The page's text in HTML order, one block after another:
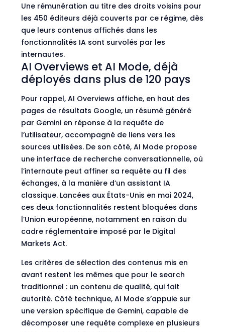
Une rémunération au titre des droits voisins pour
les 450 éditeurs déjà couverts par ce régime, dès
que leurs contenus affichés dans les
fonctionnalités IA sont survolés par les
internautes.
AI Overviews et AI Mode, déjà
déployés dans plus de 120 pays
Pour rappel, AI Overviews affiche, en haut des
pages de résultats Google, un résumé généré
par Gemini en réponse à la requête de
l’utilisateur, accompagné de liens vers les
sources utilisées. De son côté, AI Mode propose
une interface de recherche conversationnelle, où
l’internaute peut affiner sa requête au fil des
échanges, à la manière d’un assistant IA
classique. Lancées aux États-Unis en mai 2024,
ces deux fonctionnalités restent bloquées dans
l’Union européenne, notamment en raison du
cadre réglementaire imposé par le Digital
Markets Act.
Les critères de sélection des contenus mis en
avant restent les mêmes que pour le search
traditionnel : un contenu de qualité, qui fait
autorité. Côté technique, AI Mode s’appuie sur
une version spécifique de Gemini, capable de
décomposer une requête complexe en plusieurs